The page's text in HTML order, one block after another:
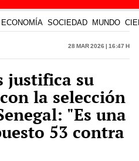
ECONOMÍA SOCIEDAD MUNDO
28 Mar 2026 | 16:47 h
justifica su
la selección
"Es una
53 contra